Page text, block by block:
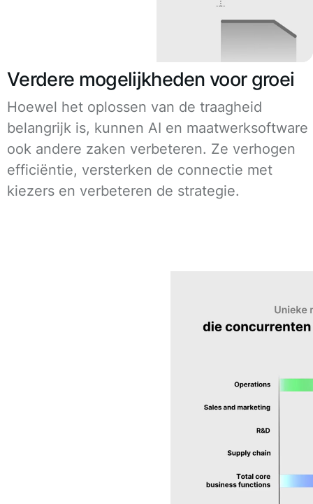
Verdere mogelijkheden voor groei
Hoewel het oplossen van de traagheid
belangrijk is, kunnen AI en maatwerksoftware
ook andere zaken verbeteren. Ze verhogen
efficiëntie, versterken de connectie met
kiezers en verbeteren de strategie.